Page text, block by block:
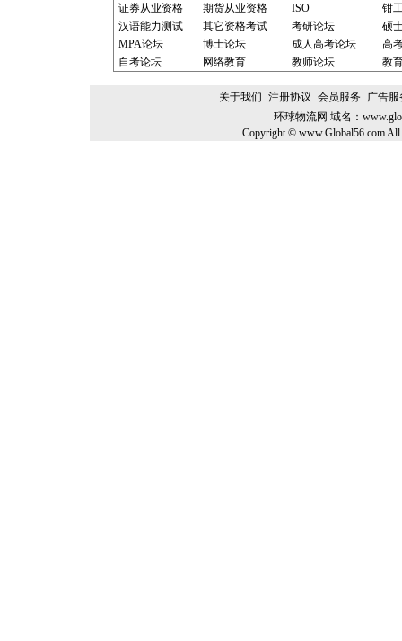
证券从业资格 期货从业资格 ISO
钳
汉语能力测试
其它资格考试 考研论坛
硕
MPA论坛
博士论坛 成人高考论坛
高
自考论坛
网络教育 教师论坛 教
关于我们 注册协议 会员服务
广告服
环球物流网 域名：
Copyright © www.Global56.com All